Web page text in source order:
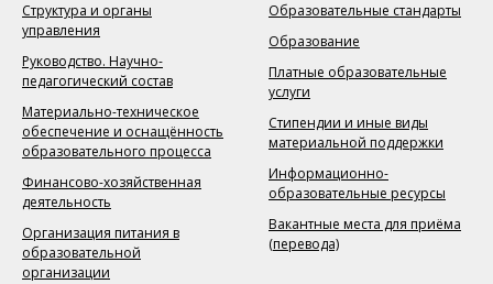
Я даю согласие на обработку персональных данных и
ознакомлен(на) с политикой конфиденциальности
Структура и органы
управления
Руководство. Научно-
педагогический состав
Материально-техническое
обеспечение и оснащённость
образовательного процесса
Финансово-хозяйственная
деятельность
Организация питания в
образовательной
организации
Образовательные стандарты
Образование
Платные образовательные
услуги
Стипендии и иные виды
материальной поддержки
Информационно-
образовательные ресурсы
Вакантные места для приёма
(перевода)